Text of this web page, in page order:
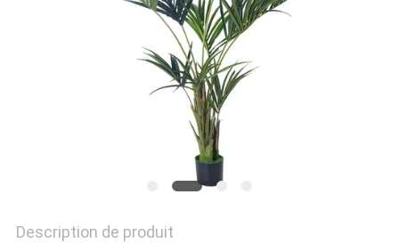
DEVIS
Description de produit